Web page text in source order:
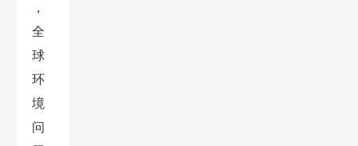
，
全
球
环
境
问